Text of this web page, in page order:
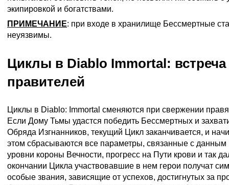
экипировкой и богатствами.
ПРИМЕЧАНИЕ: при входе в хранилище Бессмертные
неуязвимы.
Циклы в Diablo Immortal:
правителей
Циклы в Diablo: Immortal сменяются при свержении
Если Дому Тьмы удастся победить Бессмертных и
Обряда Изгнанников, текущий Цикл заканчивается, и
этом сбрасываются все параметры, связанные с
уровни короны Вечности, прогресс на Пути крови и так
окончании Цикла участвовавшие в нем герои получат
особые звания, зависящие от успехов, достигнутых за